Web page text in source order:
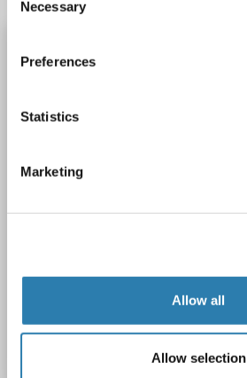
Selection
Necessary
Preferences
Statistics
Marketing
Allow all
Allow selection
ACTG2
N° du produit ABIN7294838